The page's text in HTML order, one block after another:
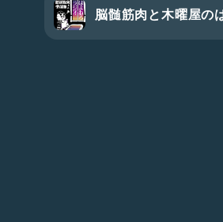
脳髄筋肉と木曜屋の